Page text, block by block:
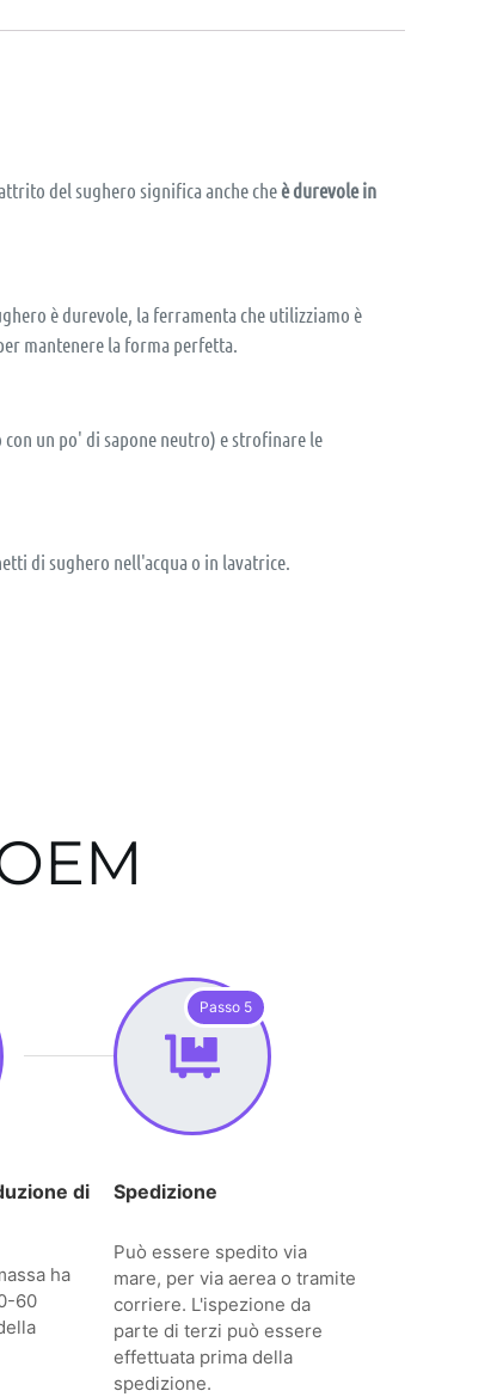
del sughero significa anche che è durevole in
è durevole, la ferramenta che utilizziamo è
mantenere la forma perfetta.
con un po' di sapone neutro) e strofinare le
di sughero nell'acqua o in lavatrice.
di
ha
60
Passo 5
Spedizione
Può essere spedito via
mare, per via aerea o tramite
corriere. L'ispezione da
parte di terzi può essere
effettuata prima della
spedizione.